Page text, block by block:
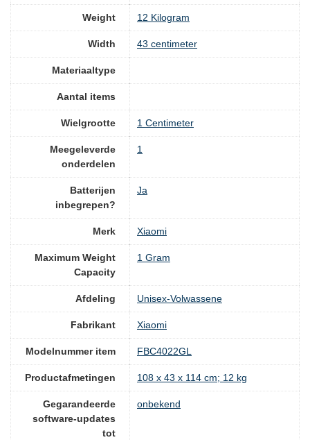
Weight ‎12 Kilogram
Width ‎43 centimeter
Materiaaltype
Aantal items
Wielgrootte ‎1 Centimeter
Meegeleverde
onderdelen
‎1
Batterijen
inbegrepen?
‎Ja
Merk Xiaomi
Maximum Weight
Capacity
‎1 Gram
Afdeling ‎Unisex-Volwassene
Fabrikant Xiaomi
Modelnummer item ‎FBC4022GL
Productafmetingen ‎108 x 43 x 114 cm; 12 kg
Gegarandeerde
software-updates
tot
‎onbekend